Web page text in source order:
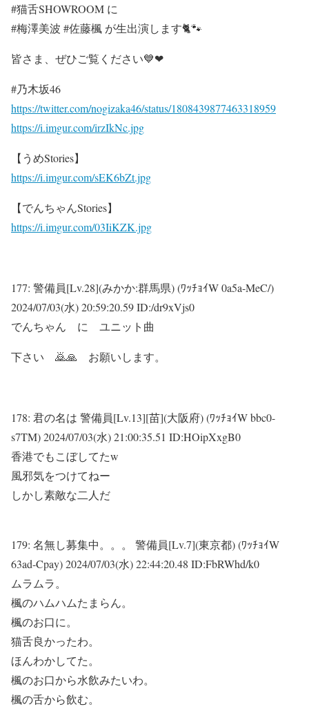
#猫舌SHOWROOM に
#梅澤美波 #佐藤楓 が生出演します🐈🐾
皆さま、ぜひご覧ください💙❤
#乃木坂46
https://twitter.com/nogizaka46/status/1808439877463318959
https://i.imgur.com/irzIkNc.jpg
【うめStories】
https://i.imgur.com/sEK6bZt.jpg
【でんちゃんStories】
https://i.imgur.com/03IiKZK.jpg
177: 警備員[Lv.28](みかか:群馬県) (ﾜｯﾁｮｲW 0a5a-MeC/)
2024/07/03(水) 20:59:20.59 ID:/dr9xVjs0
でんちゃん に ユニット曲
下さい 🙇🙏 お願いします。
178: 君の名は 警備員[Lv.13][苗](大阪府) (ﾜｯﾁｮｲW bbc0-
s7TM)2024/07/03(水) 21:00:35.51 ID:HOipXxgB0
香港でもこぼしてたw
風邪気をつけてねー
しかし素敵な二人だ
179: 名無し募集中。。。 警備員[Lv.7](東京都) (ﾜｯﾁｮｲW
63ad-Cpay)2024/07/03(水) 22:44:20.48 ID:FbRWhd/k0
ムラムラ。
楓のハムハムたまらん。
楓のお口に。
猫舌良かったわ。
ほんわかしてた。
楓のお口から水飲みたいわ。
楓の舌から飲む。